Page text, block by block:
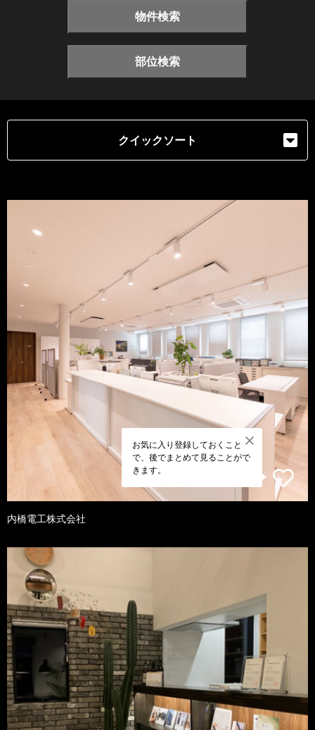
物件検索
部位検索
クイックソート
お気に入り登録しておくこと
で、後でまとめて見ることがで
きます。
内橋電工株式会社